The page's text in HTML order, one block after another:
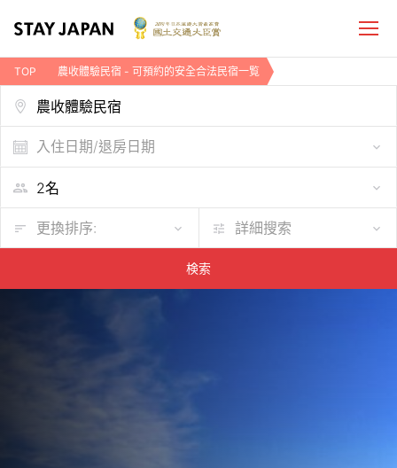
TOP 農收體驗民宿 - 可預約的安全合法民宿一覧
入住日期/退房日期
更換排序: 詳細搜索
検索